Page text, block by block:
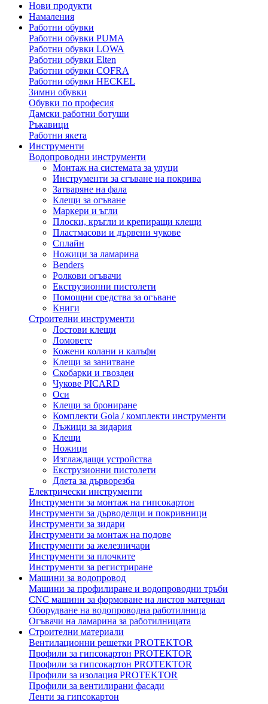
Нови продукти
Намаления
Работни обувки
Работни обувки PUMA
Работни обувки LOWA
Работни обувки Elten
Работни обувки COFRA
Работни обувки HECKEL
Зимни обувки
Обувки по професия
Дамски работни ботуши
Ръкавици
Работни якета
Инструменти
Водопроводни инструменти
Монтаж на системата за улуци
Инструменти за сгъване на покрива
Затваряне на фала
Клещи за огъване
Маркери и ъгли
Плоски, кръгли и крепиращи клещи
Пластмасови и дървени чукове
Сплайн
Ножици за ламарина
Benders
Ролкови огъвачи
Екструзионни пистолети
Помощни средства за огъване
Книги
Строителни инструменти
Лостови клещи
Ломовете
Кожени колани и калъфи
Клещи за занитване
Скобарки и гвоздеи
Чукове PICARD
Оси
Клещи за брониране
Комплекти Gola / комплекти инструменти
Лъжици за зидария
Клещи
Ножици
Изглаждащи устройства
Екструзионни пистолети
Длета за дърворезба
Електрически инструменти
Инструменти за монтаж на гипсокартон
Инструменти за дърводелци и покривници
Инструменти за зидари
Инструменти за монтаж на подове
Инструменти за железничари
Инструменти за плочките
Инструменти за регистриране
Машини за водопровод
Машини за профилиране и водопроводни тръби
CNC машини за формоване на листов материал
Оборудване на водопроводна работилница
Огъвачи на ламарина за работилницата
Строителни материали
Вентилационни решетки PROTEKTOR
Профили за гипсокартон PROTEKTOR
Профили за гипсокартон PROTEKTOR
Профили за изолация PROTEKTOR
Профили за вентилирани фасади
Ленти за гипсокартон